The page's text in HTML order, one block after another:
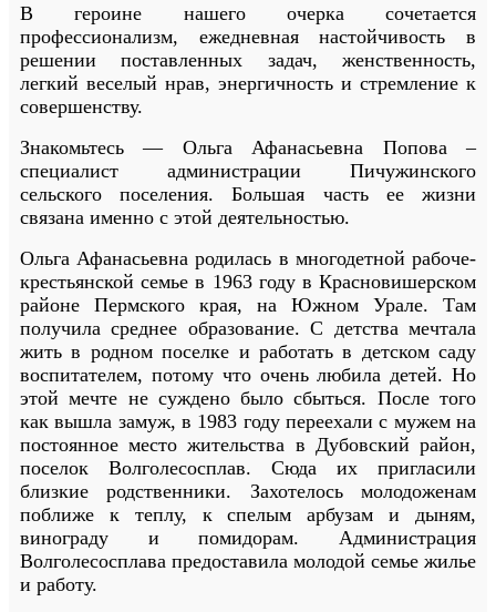
В героине нашего очерка сочетается
профессионализм, ежедневная настойчивость в
решении поставленных задач, женственность,
легкий веселый нрав, энергичность и стремление к
совершенству.
Знакомьтесь — Ольга Афанасьевна Попова –
специалист администрации Пичужинского
сельского поселения. Большая часть ее жизни
связана именно с этой деятельностью.
Ольга Афанасьевна родилась в многодетной рабоче-
крестьянской семье в 1963 году в Красновишерском
районе Пермского края, на Южном Урале. Там
получила среднее образование. С детства мечтала
жить в родном поселке и работать в детском саду
воспитателем, потому что очень любила детей. Но
этой мечте не суждено было сбыться. После того
как вышла замуж, в 1983 году переехали с мужем на
постоянное место жительства в Дубовский район,
поселок Волголесосплав. Сюда их пригласили
близкие родственники. Захотелось молодоженам
поближе к теплу, к спелым арбузам и дыням,
винограду и помидорам. Администрация
Волголесосплава предоставила молодой семье жилье
и работу.